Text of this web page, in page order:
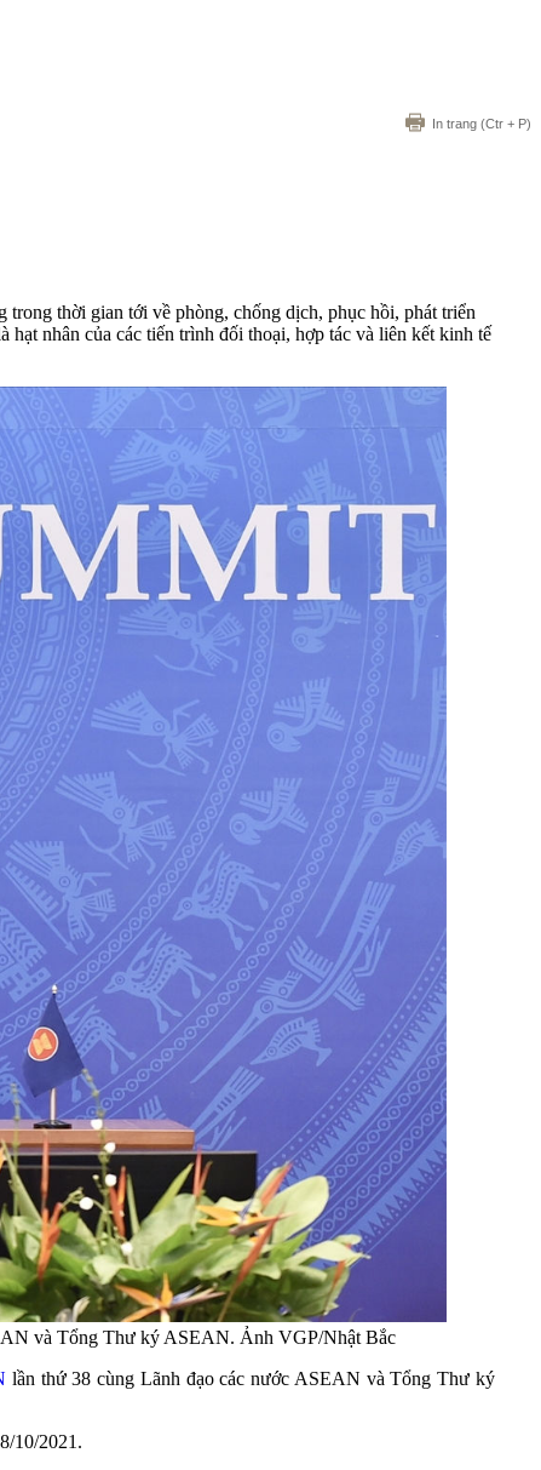
In trang (Ctr + P)
thời gian tới về phòng, chống dịch, phục hồi, phát triển
nhân của các tiến trình đối thoại, hợp tác và liên kết kinh tế
và Tổng Thư ký ASEAN. Ảnh VGP/Nhật Bắc
lần thứ 38 cùng Lãnh đạo các nước ASEAN và Tổng Thư ký
10/2021.